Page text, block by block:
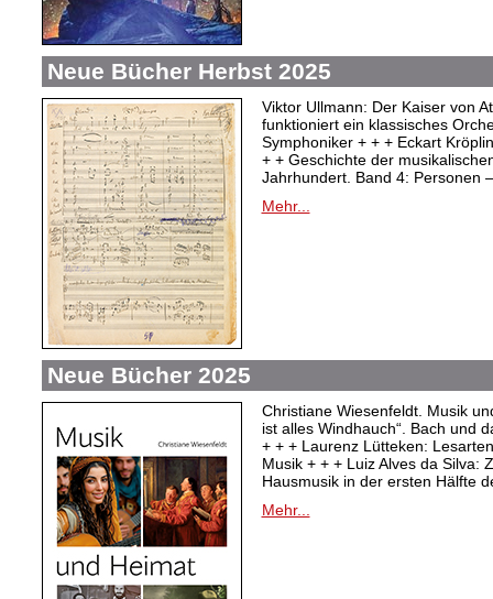
Neue Bücher Herbst 2025
Viktor Ullmann: Der Kaiser von
funktioniert ein klassisches
Symphoniker + + + Eckart
+ + Geschichte der
Jahrhundert. Band 4: Personen
Mehr...
Neue Bücher 2025
Christiane Wiesenfeldt. Musik
ist alles Windhauch“. Bach und
+ + + Laurenz Lütteken:
Musik + + + Luiz Alves da Silva:
Hausmusik in der ersten Hälfte
Mehr...